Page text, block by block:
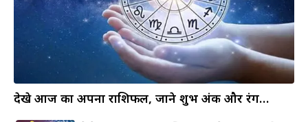
देखे आज का अपना राशिफल, जाने शुभ अंक और रंग…